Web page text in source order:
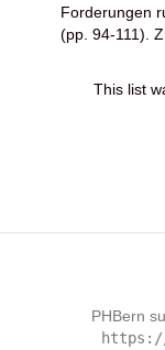
Forderungen
(pp. 94-111).
This list
PHBern